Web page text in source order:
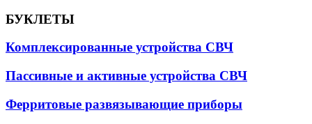
БУКЛЕТЫ
Комплексированные устройства СВЧ
Пассивные и активные устройства СВЧ
Ферритовые развязывающие приборы